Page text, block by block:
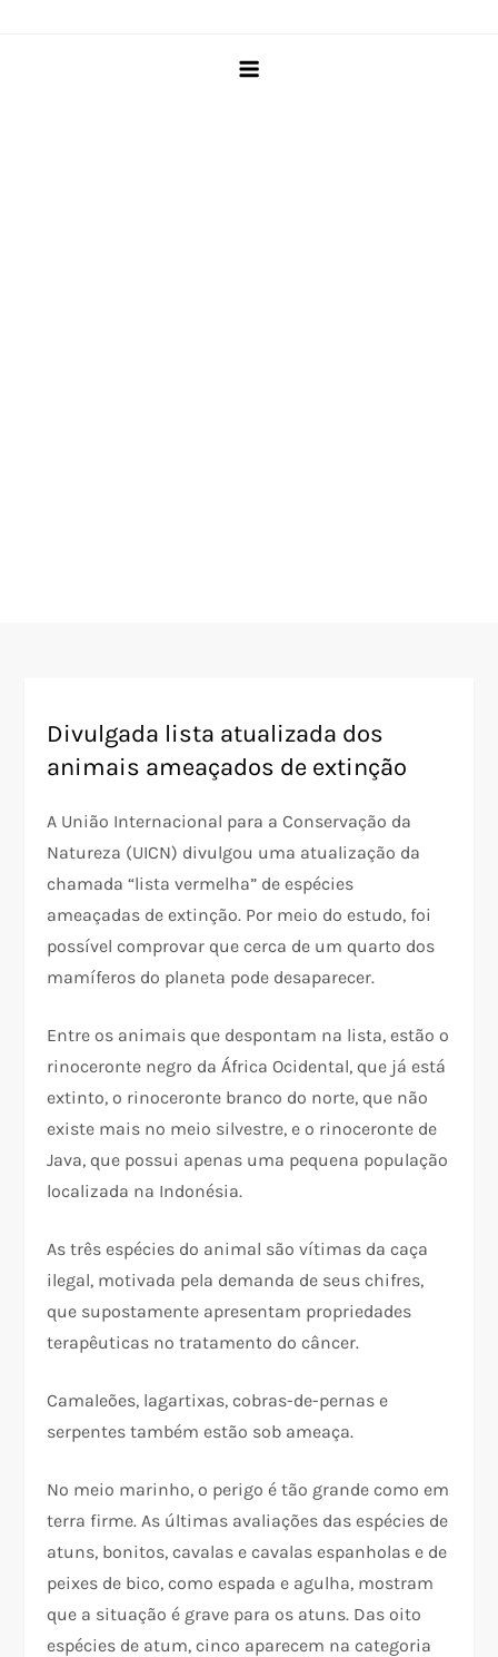
Divulgada lista atualizada dos
animais ameaçados de extinção
A União Internacional para a Conservação da
Natureza (UICN) divulgou uma atualização da
chamada “lista vermelha” de espécies
ameaçadas de extinção. Por meio do estudo, foi
possível comprovar que cerca de um quarto dos
mamíferos do planeta pode desaparecer.
Entre os animais que despontam na lista, estão o
rinoceronte negro da África Ocidental, que já está
extinto, o rinoceronte branco do norte, que não
existe mais no meio silvestre, e o rinoceronte de
Java, que possui apenas uma pequena população
localizada na Indonésia.
As três espécies do animal são vítimas da caça
ilegal, motivada pela demanda de seus chifres,
que supostamente apresentam propriedades
terapêuticas no tratamento do câncer.
Camaleões, lagartixas, cobras-de-pernas e
serpentes também estão sob ameaça.
No meio marinho, o perigo é tão grande como em
terra firme. As últimas avaliações das espécies de
atuns, bonitos, cavalas e cavalas espanholas e de
peixes de bico, como espada e agulha, mostram
que a situação é grave para os atuns. Das oito
espécies de atum, cinco aparecem na categoria